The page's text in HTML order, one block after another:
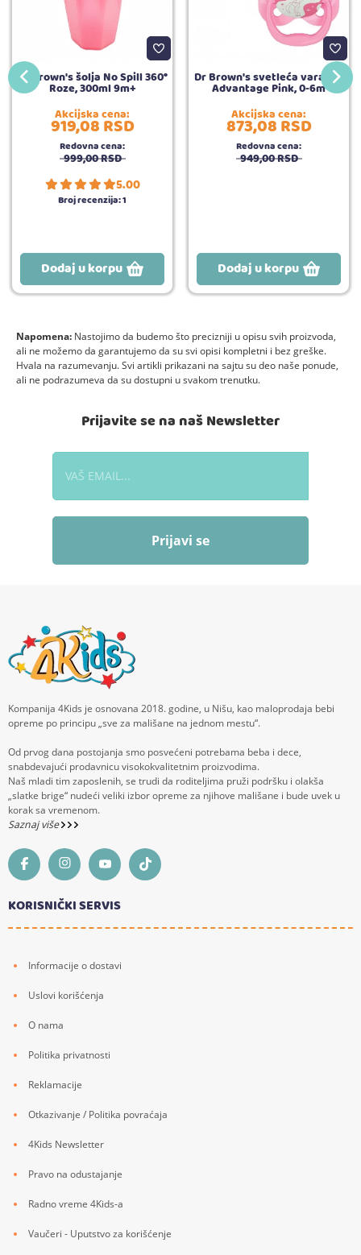
Dr Brown's šolja No Spill 360°
Roze, 300ml 9m+
Akcijska cena:
919,08RSD
Redovna cena:
999,00RSD
5.00
Broj recenzija:1
Dodaj u korpu
Dr Brown's svetleća varalica
Advantage Pink, 0-6m
Akcijska cena:
873,08RSD
Redovna cena:
949,00RSD
Dodaj u korpu
Napomena: Nastojimo da budemo što precizniji u opisu svih proizvoda,
ali ne možemo da garantujemo da su svi opisi kompletni i bez greške.
Hvala na razumevanju. Svi artikli prikazani na sajtu su deo naše ponude,
ali ne podrazumeva da su dostupni u svakom trenutku.
Prijavite se na naš Newsletter
Prijavi se
Kompanija 4Kids je osnovana 2018. godine, u Nišu, kao maloprodaja bebi
opreme po principu „sve za mališane na jednom mestu“.
Od prvog dana postojanja smo posvećeni potrebama beba i dece,
snabdevajući prodavnicu visokokvalitetnim proizvodima.
Naš mladi tim zaposlenih, se trudi da roditeljima pruži podršku i olakša
„slatke brige“ nudeći veliki izbor opreme za njihove mališane i bude uvek u
korak sa vremenom.
Saznaj više
KORISNIČKI SERVIS
Informacije o dostavi
Uslovi korišćenja
O nama
Politika privatnosti
Reklamacije
Otkazivanje / Politika povraćaja
4Kids Newsletter
Pravo na odustajanje
Radno vreme 4Kids-a
Vaučeri - Uputstvo za korišćenje